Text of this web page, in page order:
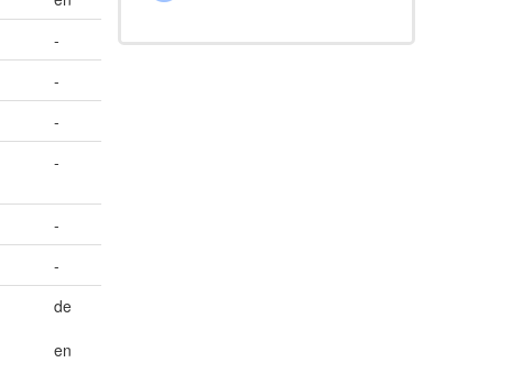
-
-
-
-
-
-
de
en